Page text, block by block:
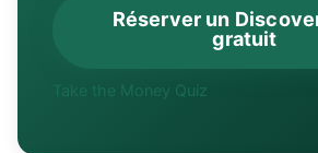
Réserver un
gratuit
Take the Money Quiz